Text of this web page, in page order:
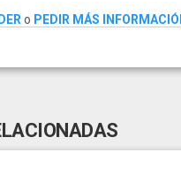
o PEDIR MÁS